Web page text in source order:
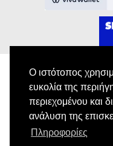
Ο ιστότοπος
ευκολία της
περιεχομένου και
ανάλυση της
Πληροφορίες
Εγγραφή
Κάνε εγγραφή